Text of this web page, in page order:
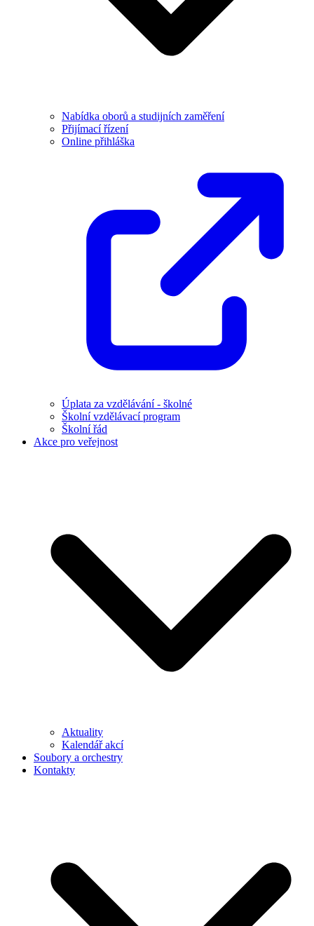
Nabídka oborů a studijních zaměření
Přijímací řízení
Online přihláška
Úplata za vzdělávání - školné
Školní vzdělávací program
Školní řád
Akce pro veřejnost
Aktuality
Kalendář akcí
Soubory a orchestry
Kontakty